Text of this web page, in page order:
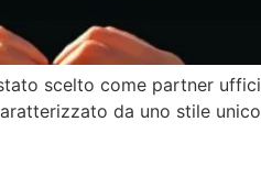
scelto come partner
da uno stile